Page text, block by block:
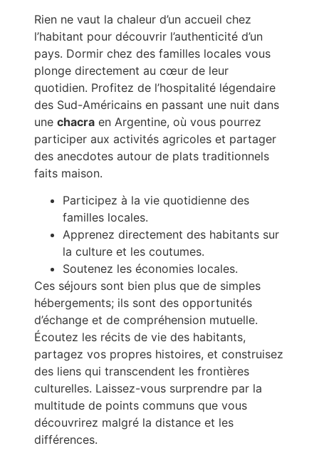
Rien ne vaut la chaleur d’un accueil chez
l’habitant pour découvrir l’authenticité d’un
pays. Dormir chez des familles locales vous
plonge directement au cœur de leur
quotidien. Profitez de l’hospitalité légendaire
des Sud-Américains en passant une nuit dans
une chacra en Argentine, où vous pourrez
participer aux activités agricoles et partager
des anecdotes autour de plats traditionnels
faits maison.
Participez à la vie quotidienne des
familles locales.
Apprenez directement des habitants sur
la culture et les coutumes.
Soutenez les économies locales.
Ces séjours sont bien plus que de simples
hébergements; ils sont des opportunités
d’échange et de compréhension mutuelle.
Écoutez les récits de vie des habitants,
partagez vos propres histoires, et construisez
des liens qui transcendent les frontières
culturelles. Laissez-vous surprendre par la
multitude de points communs que vous
découvrirez malgré la distance et les
différences.